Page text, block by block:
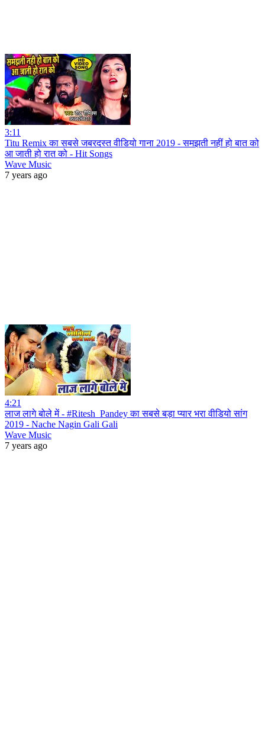
3:11
Titu Remix का सबसे जबरदस्त वीडियो गाना 2019 - समझती नहीं हो बात को
आ जाती हो रात को - Hit Songs
Wave Music
7 years ago
4:21
लाज लागे बोले में - #Ritesh_Pandey का सबसे बड़ा प्यार भरा वीडियो सांग
2019 - Nache Nagin Gali Gali
Wave Music
7 years ago